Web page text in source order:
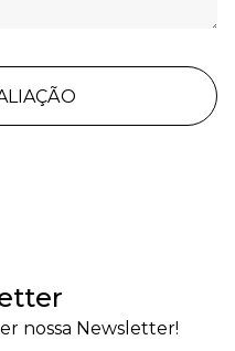
nossa Newsletter!